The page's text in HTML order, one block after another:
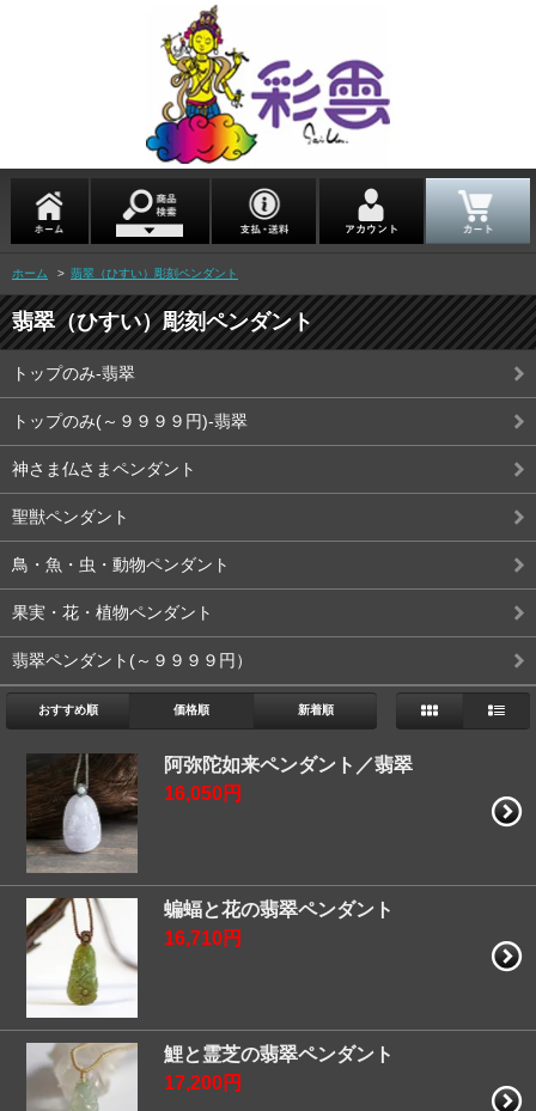
ホーム > 翡翠（ひすい）彫刻ペンダント
翡翠（ひすい）彫刻ペンダント
トップのみ-翡翠
トップのみ(～９９９９円)-翡翠
神さま仏さまペンダント
聖獣ペンダント
鳥・魚・虫・動物ペンダント
果実・花・植物ペンダント
翡翠ペンダント(～９９９９円）
おすすめ順 価格順 新着順
阿弥陀如来ペンダント／翡翠
16,050円
蝙蝠と花の翡翠ペンダント
16,710円
鯉と霊芝の翡翠ペンダント
17,200円